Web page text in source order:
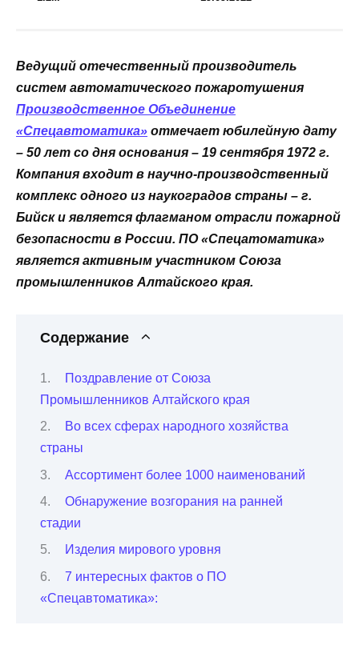
Ведущий отечественный производитель
систем автоматического пожаротушения
Производственное Объединение
«Спецавтоматика» отмечает юбилейную дату
– 50 лет со дня основания – 19 сентября 1972 г.
Компания входит в научно-производственный
комплекс одного из наукоградов страны – г.
Бийск и является флагманом отрасли пожарной
безопасности в России. ПО «Спецатоматика»
является активным участником Союза
промышленников Алтайского края.
Содержание
Поздравление от Союза
Промышленников Алтайского края
Во всех сферах народного хозяйства
страны
Ассортимент более 1000 наименований
Обнаружение возгорания на ранней
стадии
Изделия мирового уровня
7 интересных фактов о ПО
«Спецавтоматика»: